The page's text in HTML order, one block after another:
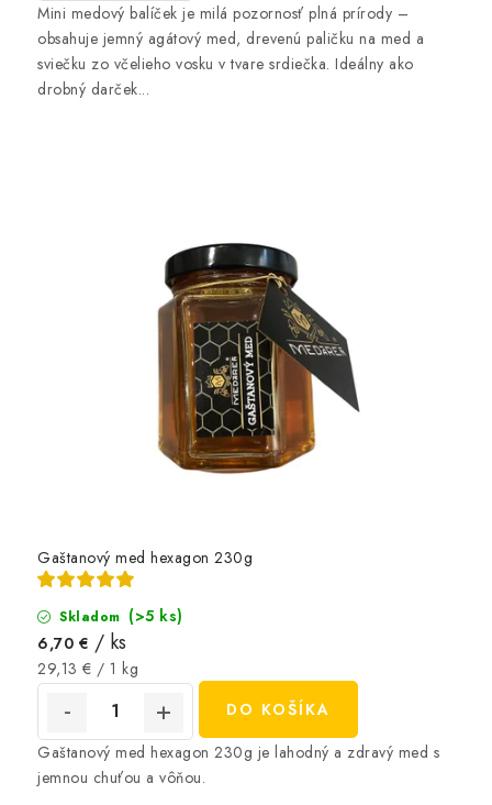
Mini medový balíček je milá pozornosť plná prírody –
obsahuje jemný agátový med, drevenú paličku na med a
sviečku zo včelieho vosku v tvare srdiečka. Ideálny ako
drobný darček...
Gaštanový med hexagon 230g
Skladom (>5 ks)
6,70 € / ks
Jednotková
cena:
29,13 € / 1 kg
DO KOŠÍKA
Gaštanový med hexagon 230g je lahodný a zdravý med s
jemnou chuťou a vôňou.